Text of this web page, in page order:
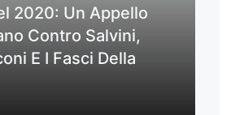
2020: Un Appello
Contro Salvini,
E I Fasci Della